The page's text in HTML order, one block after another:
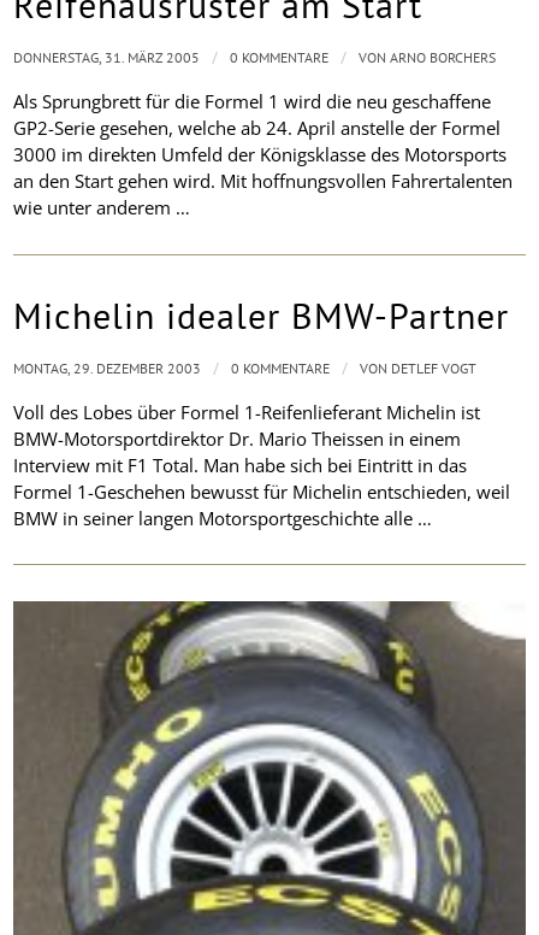
Als Sprungbrett für die Formel 1 wird die neu geschaffene
GP2-Serie gesehen, welche ab 24. April anstelle der Formel
3000 im direkten Umfeld der Königsklasse des Motorsports
an den Start gehen wird. Mit hoffnungsvollen Fahrertalenten
wie unter anderem …
DONNERSTAG, 31. MÄRZ 2005 / 0 KOMMENTARE / VONARNO BORCHERS
Michelin idealer BMW-Partner
Voll des Lobes über Formel 1-Reifenlieferant Michelin ist
BMW-Motorsportdirektor Dr. Mario Theissen in einem
Interview mit F1 Total. Man habe sich bei Eintritt in das
Formel 1-Geschehen bewusst für Michelin entschieden, weil
BMW in seiner langen Motorsportgeschichte alle …
MONTAG, 29. DEZEMBER 2003 / 0 KOMMENTARE / VON DETLEF VOGT